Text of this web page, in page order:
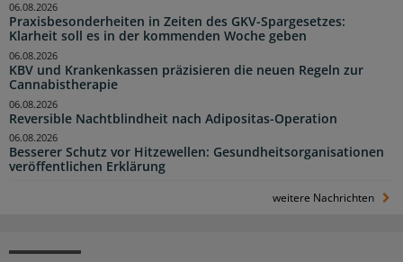
Praxisbesonderheiten in Zeiten des GKV-Spargesetzes:
Klarheit soll es in der kommenden Woche geben
06.08.2026
KBV und Krankenkassen präzisieren die neuen Regeln zur
Cannabistherapie
06.08.2026
Reversible Nachtblindheit nach Adipositas-Operation
06.08.2026
Besserer Schutz vor Hitzewellen: Gesundheitsorganisationen
veröffentlichen Erklärung
06.08.2026
weitere Nachrichten